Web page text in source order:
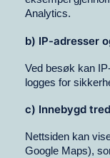
Analytics.
b) IP-adresser
Ved besøk kan
logges for
c) Innebygd
Nettsiden kan
Google Maps),